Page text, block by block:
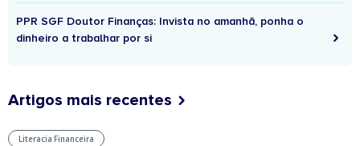
PPR SGF Doutor Finanças: Invista no amanhã, ponha o
dinheiro a trabalhar por si
Artigos mais recentes
Literacia Financeira